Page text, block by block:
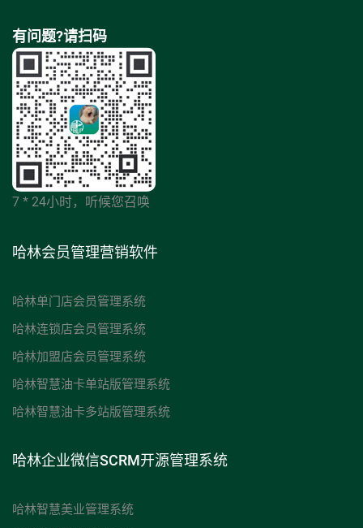
有问题?请扫码
7 * 24小时，听候您召唤
哈林会员管理营销软件
哈林单门店会员管理系统
哈林连锁店会员管理系统
哈林加盟店会员管理系统
哈林智慧油卡单站版管理系统
哈林智慧油卡多站版管理系统
哈林企业微信SCRM开源管理系统
哈林智慧美业管理系统